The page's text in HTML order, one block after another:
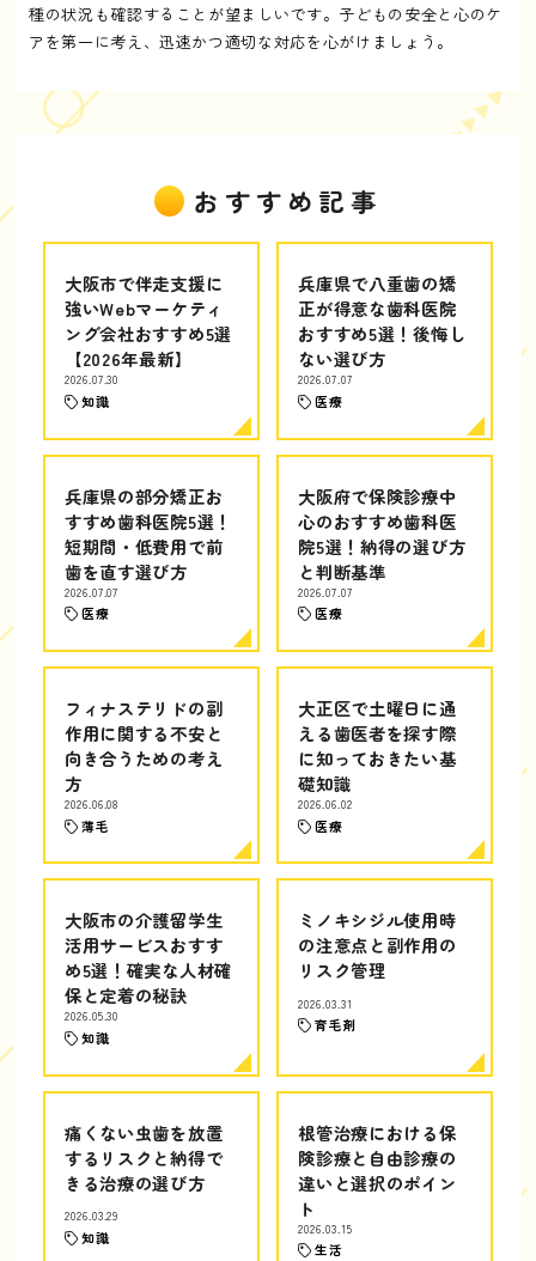
種の状況も確認することが望ましいです。子どもの安全と心のケ
アを第一に考え、迅速かつ適切な対応を心がけましょう。
おすすめ記事
大阪市で伴走支援に
強いWebマーケティ
ング会社おすすめ5選
【2026年最新】
2026.07.30
知識
兵庫県で八重歯の矯
正が得意な歯科医院
おすすめ5選！後悔し
ない選び方
2026.07.07
医療
兵庫県の部分矯正お
すすめ歯科医院5選！
短期間・低費用で前
歯を直す選び方
2026.07.07
医療
大阪府で保険診療中
心のおすすめ歯科医
院5選！納得の選び方
と判断基準
2026.07.07
医療
フィナステリドの副
作用に関する不安と
向き合うための考え
方
2026.06.08
薄毛
大正区で土曜日に通
える歯医者を探す際
に知っておきたい基
礎知識
2026.06.02
医療
大阪市の介護留学生
活用サービスおすす
め5選！確実な人材確
保と定着の秘訣
2026.05.30
知識
ミノキシジル使用時
の注意点と副作用の
リスク管理
2026.03.31
育毛剤
痛くない虫歯を放置
するリスクと納得で
きる治療の選び方
2026.03.29
知識
根管治療における保
険診療と自由診療の
違いと選択のポイン
ト
2026.03.15
生活